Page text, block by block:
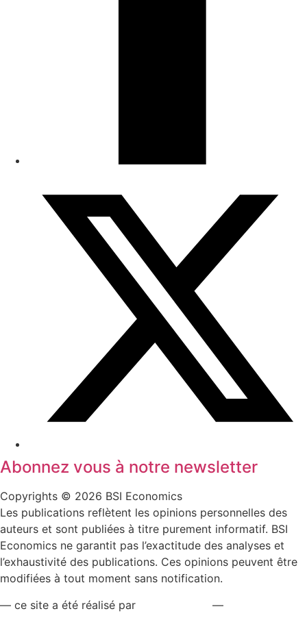
Abonnez vous à notre newsletter
Copyrights © 2026 BSI Economics
Les publications reflètent les opinions personnelles des
auteurs et sont publiées à titre purement informatif. BSI
Economics ne garantit pas l’exactitude des analyses et
l’exhaustivité des publications. Ces opinions peuvent être
modifiées à tout moment sans notification.
— ce site a été réalisé par
—